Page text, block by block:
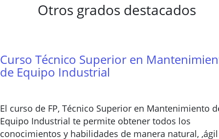
Otros grados destacados
Curso Técnico Superior en
de Equipo Industrial
El curso de FP, Técnico Superior en Mantenimiento
Equipo Industrial te permite obtener todos los
conocimientos y habilidades de manera natural,